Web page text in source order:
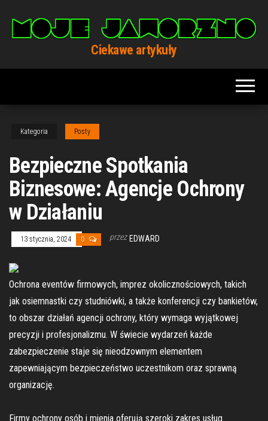
treści
Ciekawe artykuły
Kategoria Posty
Bezpieczne Spotkania
Biznesowe: Agencje Ochrony
w Działaniu
13 stycznia, 2024 0 przez EDWARD
Ochrona eventów firmowych, imprez okolicznościowych, takich
jak osiemnastki czy studniówki, a także konferencji czy bankietów,
to obszar działań agencji ochrony, który wymaga wyjątkowej
precyzji i profesjonalizmu. W świecie wydarzeń każde
zabezpieczenie staje się nieodzownym elementem
zapewniającym bezpieczeństwo uczestnikom oraz sprawną
organizację.
Firmy ochrony osób i mienia oferują szeroki zakres usług